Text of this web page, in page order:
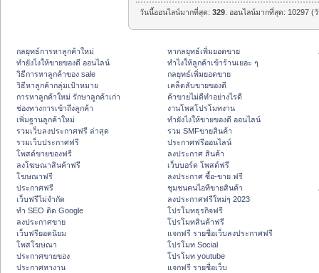
วันนี้ออนไลน์มากที่สุด:329 . ออนไลน์มากที่สุด: 10297
กลยุทธ์การหาลูกค้าใหม่
ทํายังไงให้ขายของดี ออนไลน์
วิธีการหาลูกค้าของ sale
วิธีหาลูกค้ากลุ่มเป้าหมาย
การหาลูกค้าใหม่ รักษาลูกค้าเก่า
ช่องทางการเข้าถึงลูกค้า
เพิ่มฐานลูกค้าใหม่
รวมเว็บลงประกาศฟรี ล่าสุด
รวมเว็บประกาศฟรี
โพสต์ขายของฟรี
ลงโฆษณาสินค้าฟรี
โฆษณาฟรี
ประกาศฟรี
เว็บฟรีไม่จำกัด
ทำ SEO ติด Google
ลงประกาศขาย
เว็บฟรียอดนิยม
โพสโฆษณา
ประกาศขายของ
ประกาศหางาน
หากลยุทธ์เพิ่มยอดขาย
ทําไงให้ลูกค้าเข้าร้านเยอะ ๆ
กลยุทธ์เพิ่มยอดขาย
เคล็ดลับขายของดี
ค้าขายไม่ดีทำอย่างไรดี
งานโพสโปรโมทงาน
ทํายังไงให้ขายของดี ออนไลน์
รวม SMFขายสินค้า
ประกาศฟรีออนไลน์
ลงประกาศ สินค้า
เว็บบอร์ด โพสต์ฟรี
ลงประกาศ ซื้อ-ขาย ฟรี
ชุมชนคนไอทีขายสินค้า
ลงประกาศฟรีใหม่ๆ 2023
โปรโมทธุรกิจฟรี
โปรโมทสินค้าฟรี
แจกฟรี รายชื่อเว็บลงประกาศฟรี
โปรโมท Social
โปรโมท youtube
แจกฟรี รายชื่อเว็บ